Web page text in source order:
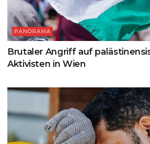
PANORAMA
Brutaler Angriff auf
Aktivisten in Wien